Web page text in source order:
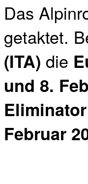
Das
getaktet.
(ITA) die
und 8.
Eliminator
Februar